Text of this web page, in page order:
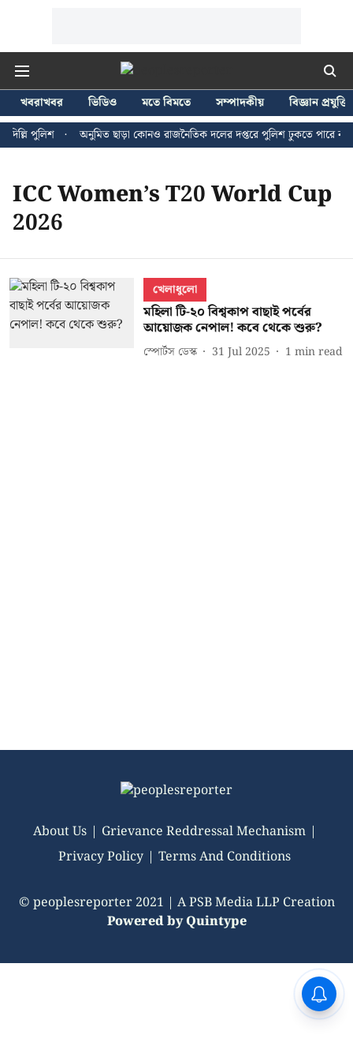
খবরাখবর ভিডিও মতে বিমতে সম্পাদকীয়
বিজ্ঞান প্রযুক্তি
পুলিশ
অনুমিত ছাড়া কোনও রাজনৈতিক দলের দপ্তরে পুলিশ ঢুকতে পারে না -
ICC Women’s T20 World Cup
2026
খেলাধুলো
মহিলা টি-২০ বিশ্বকাপ বাছাই পর্বের
আয়োজক নেপাল! কবে থেকে শুরু?
স্পোর্টস ডেস্ক 31 Jul 2025 1 min read
About Us
Grievance Reddressal Mechanism
Privacy Policy
Terms And Conditions
© peoplesreporter 2021 | A PSB Media LLP Creation
Powered byQuintype